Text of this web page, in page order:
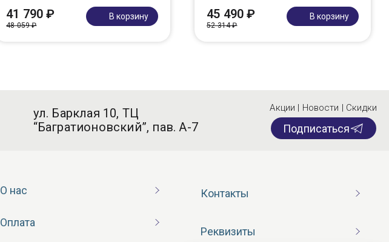
41 790 ₽
48 059 ₽
В корзину 45 490 ₽
52 314 ₽
В корзину
ул. Барклая 10, ТЦ
“Багратионовский”, пав. А-7
Акции | Новости | Скидки
Подписаться
О нас
Оплата
Контакты
Реквизиты